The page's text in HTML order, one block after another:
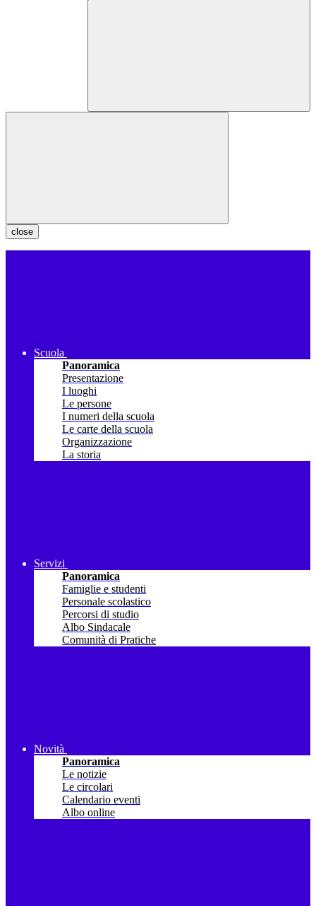
close
Scuola
Panoramica
Presentazione
I luoghi
Le persone
I numeri della scuola
Le carte della scuola
Organizzazione
La storia
Servizi
Panoramica
Famiglie e studenti
Personale scolastico
Percorsi di studio
Albo Sindacale
Comunità di Pratiche
Novità
Panoramica
Le notizie
Le circolari
Calendario eventi
Albo online